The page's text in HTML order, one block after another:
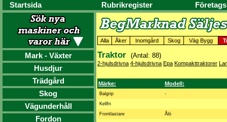
Startsida Rubrikregister
Mark - Växter
Husdjur
Trädgård
Skog
Vägunderhåll
Fordon
Alla Åker Inomgård Skog Väg Bygg
Traktor (Antal: 88)
2-hjulsdrivna 4-hjulsdrivna Epa Kompakttraktorer
Märke: Modell:
Balgrip
-
Kellfri
Frontlastare
Ålö